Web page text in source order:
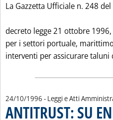
La Gazzetta Ufficiale n. 248
decreto legge 21 ottobre
per i settori portuale,
interventi per assicurare taluni
24/10/1996 - Leggi e Atti
ANTITRUST: SU